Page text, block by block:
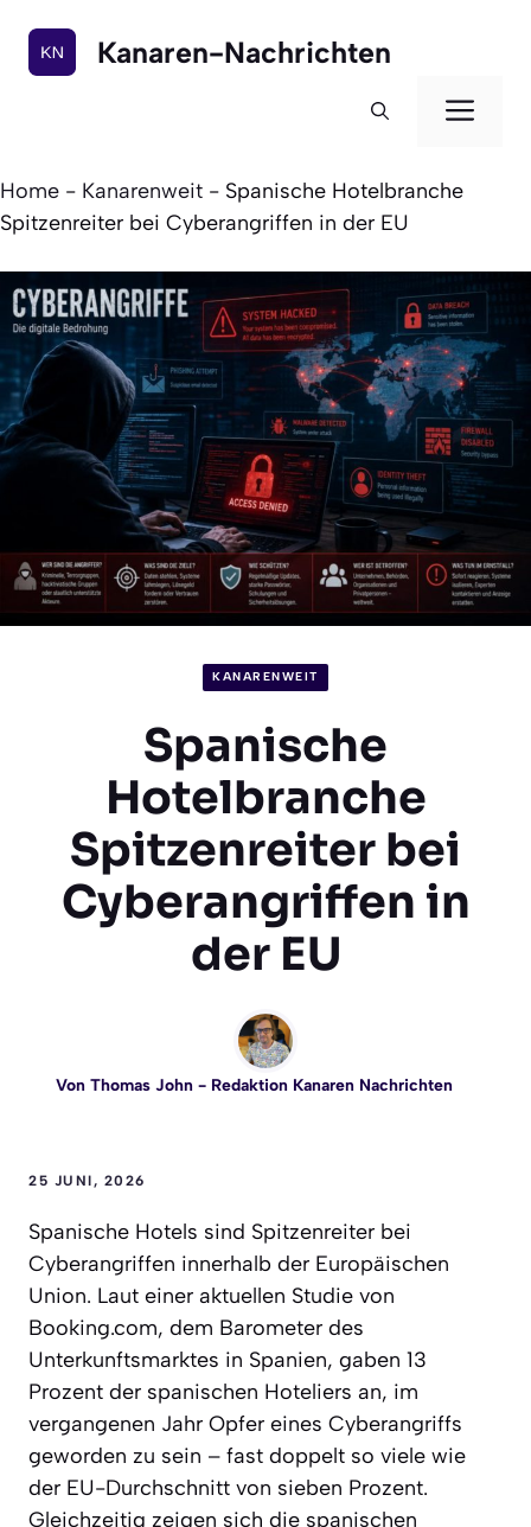
Inhalt
springen
Kanaren-Nachrichten
Home - Kanarenweit - Spanische Hotelbranche
Spitzenreiter bei Cyberangriffen in der EU
KANARENWEIT
Spanische
Hotelbranche
Spitzenreiter bei
Cyberangriffen in
der EU
Von Thomas John- Redaktion Kanaren Nachrichten
25 JUNI, 2026
Spanische Hotels sind Spitzenreiter bei
Cyberangriffen innerhalb der Europäischen
Union. Laut einer aktuellen Studie von
Booking.com, dem Barometer des
Unterkunftsmarktes in Spanien, gaben 13
Prozent der spanischen Hoteliers an, im
vergangenen Jahr Opfer eines Cyberangriffs
geworden zu sein – fast doppelt so viele wie
der EU-Durchschnitt von sieben Prozent.
Gleichzeitig zeigen sich die spanischen